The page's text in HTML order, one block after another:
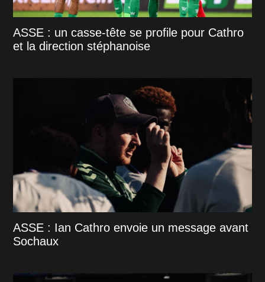
ASSE : un casse-tête se profile pour Cathro
et la direction stéphanoise
ASSE : Ian Cathro envoie un message avant
Sochaux